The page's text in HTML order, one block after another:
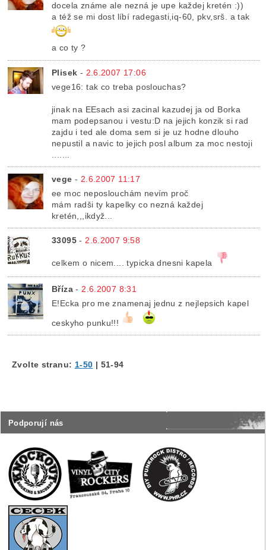
Podporují nás
docela známe ale nezná je upe každej kretén :))
a též se mi dost líbí radegasti,iq-60, pkv,srš. a tak
a co ty ?
Plisek - 2.6.2007 17:06
vege16: tak co treba poslouchas?
jinak na EEsach asi zacinal kazudej ja od Borka
mam podepsanou i vestu:D na jejich konzik si rad
zajdu i ted ale doma sem si je uz hodne dlouho
nepustil a navic to jejich posl album za moc nestoji
vege - 2.6.2007 11:17
ee moc neposlouchám nevím proč
mám radši ty kapelky co nezná každej
kretén,,,ikdyž...
33095 - 2.6.2007 9:58
celkem o nicem.... typicka dnesni kapela
Bříza - 2.6.2007 8:31
E!Ecka pro me znamenaj jednu z nejlepsich kapel
ceskyho punku!!!
Zvolte stranu: 1-50 | 51-94